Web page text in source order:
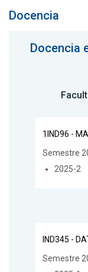
Docencia
Docencia
1IND96 -
Semestre
2025-2
IND345 -
Semestre